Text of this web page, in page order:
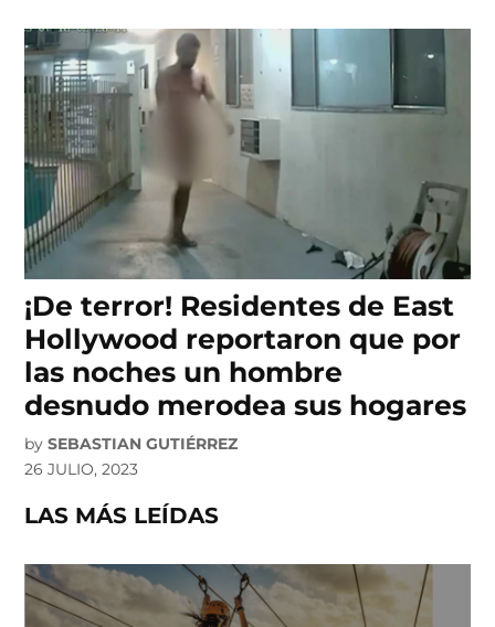
¡De terror! Residentes de East
Hollywood reportaron que por
las noches un hombre
desnudo merodea sus hogares
by SEBASTIAN GUTIÉRREZ
26 JULIO, 2023
LAS MÁS LEÍDAS